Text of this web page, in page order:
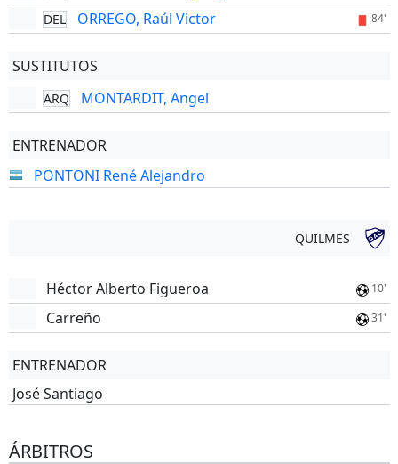
DEL ORREGO, Raúl Victor 84'
SUSTITUTOS
ARQ MONTARDIT, Angel
ENTRENADOR
PONTONI René Alejandro
QUILMES
Héctor Alberto Figueroa 10'
Carreño 31'
ENTRENADOR
José Santiago
ÁRBITROS